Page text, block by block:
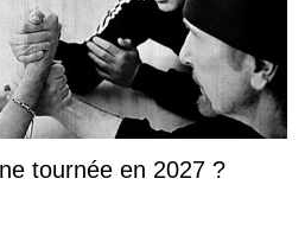
tournée en 2027 ?